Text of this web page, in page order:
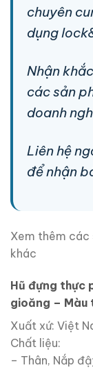
chuyên
dụng
Nhận
các sản
doanh
Liên hệ
để nhận
Xem thêm các
khác
Hũ đựng thực
gioăng – Màu
Xuất xứ: Việt
Chất liệu:
– Thân, Nắp